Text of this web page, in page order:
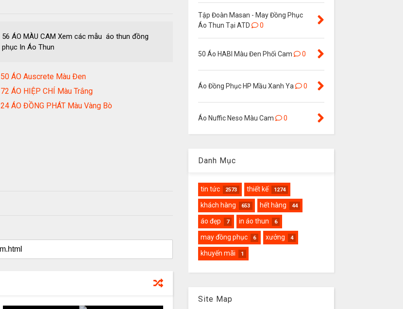
56 ÁO MÀU CAM Xem các mẫu áo thun đồng
phục In Áo Thun
50 ÁO Auscrete Màu Đen
72 ÁO HIỆP CHÍ Màu Trắng
24 ÁO ĐỒNG PHÁT Màu Vàng Bò
Tập Đoàn Masan - May Đồng Phục
Áo Thun Tại ATD
0
50 Áo HABI Màu Đen Phối Cam 0
Áo Đồng Phục HP Mầu Xanh Ya 0
Áo Nuffic Neso Màu Cam 0
Danh Mục
tin tức 2573 thiết kế 1274
khách hàng 653 hết hàng 44
áo đẹp 7 in áo thun 6
may đồng phục 6 xưởng 4
khuyến mãi 1
Site Map